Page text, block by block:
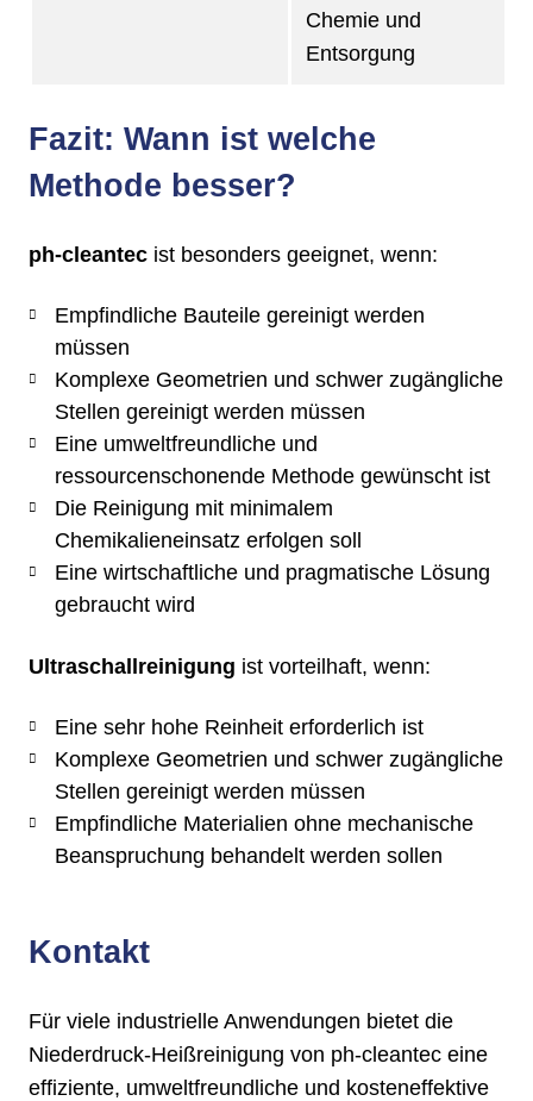
Chemie und
Entsorgung
Fazit: Wann ist welche
Methode besser?
ph-cleantec ist besonders geeignet, wenn:
Empfindliche Bauteile gereinigt werden
müssen​
Komplexe Geometrien und schwer zugängliche
Stellen gereinigt werden müssen
Eine umweltfreundliche und
ressourcenschonende Methode gewünscht ist​
Die Reinigung mit minimalem
Chemikalieneinsatz erfolgen soll​
Eine wirtschaftliche und pragmatische Lösung
gebraucht wird​
Ultraschallreinigung ist vorteilhaft, wenn:
Eine sehr hohe Reinheit erforderlich ist​
Komplexe Geometrien und schwer zugängliche
Stellen gereinigt werden müssen
Empfindliche Materialien ohne mechanische
Beanspruchung behandelt werden sollen​
Kontakt
Für viele industrielle Anwendungen bietet die
Niederdruck-Heißreinigung von ph-cleantec eine
effiziente, umweltfreundliche und kosteneffektive